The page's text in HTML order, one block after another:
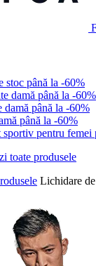
stoc până la -60%
damă până la -60%
damă până la -60%
până la -60%
sportiv pentru femei
Lichidare